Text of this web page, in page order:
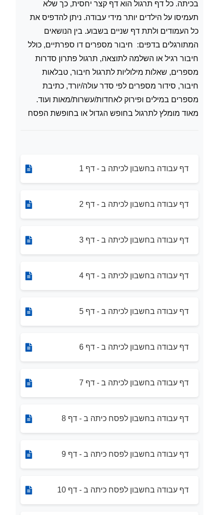
בכיתה. כל דף תרגול הוא דף קצר יחסית, כך שלא
תעמיסו על הילדים יותר מידי עבודה. ניתן להדפיס את
כל העמודים ולתת דף שניים בשבוע. בין הנושאים
המתורגלים בדפים: חיבור מספרים דו ספרתיים, כולל
חיבור רגיל או השלמה לתוצאה, תרגול פתרון סדרות
מספרים, שאלות מילוליות לתרגול חיבור, טבלאות
חיבור, סידור מספרים לפי סדר עולה/יורד, כתיבת
מספרים במילים ופירוק לאחדות/עשרות/מאות ועוד.
מאוד מומלץ לתרגול בחופש הגדול או בחופשת הפסח
דף עבודה בחשבון לכיתה ב - דף 1
דף עבודה בחשבון לכיתה ב - דף 2
דף עבודה בחשבון לכיתה ב - דף 3
דף עבודה בחשבון לכיתה ב - דף 4
דף עבודה בחשבון לכיתה ב - דף 5
דף עבודה בחשבון לכיתה ב - דף 6
דף עבודה בחשבון לכיתה ב - דף 7
דף עבודה בחשבון לפסח כיתה ב - דף 8
דף עבודה בחשבון לפסח כיתה ב - דף 9
דף עבודה בחשבון לפסח כיתה ב - דף 10